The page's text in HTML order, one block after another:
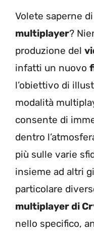
Volete saperne
multiplayer?
produzione del
infatti un nuovo
l’obiettivo di
modalità
consente di
dentro
più sulle varie
insieme ad altri
particolare
multiplayer di
nello specifico,